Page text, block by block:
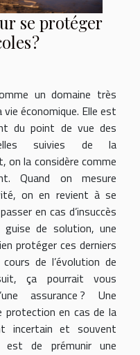
se protéger
?
un domaine très
économique. Elle est
du point de vue des
suivies de la
on la considère comme
Quand on mesure
on en revient à se
en cas d’insuccès
guise de solution, une
protéger ces derniers
de l’évolution de
ça pourrait vous
assurance ? Une
protection en cas de la
incertain et souvent
est de prémunir une